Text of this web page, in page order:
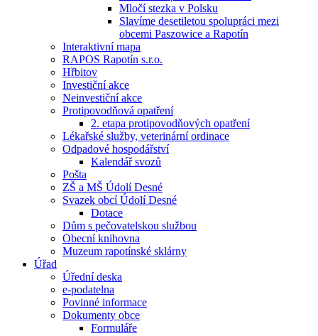
Mločí stezka v Polsku
Slavíme desetiletou spolupráci mezi
obcemi Paszowice a Rapotín
Interaktivní mapa
RAPOS Rapotín s.r.o.
Hřbitov
Investiční akce
Neinvestiční akce
Protipovodňová opatření
2. etapa protipovodňových opatření
Lékařské služby, veterinární ordinace
Odpadové hospodářství
Kalendář svozů
Pošta
ZŠ a MŠ Údolí Desné
Svazek obcí Údolí Desné
Dotace
Dům s pečovatelskou službou
Obecní knihovna
Muzeum rapotínské sklárny
Úřad
Úřední deska
e-podatelna
Povinné informace
Dokumenty obce
Formuláře